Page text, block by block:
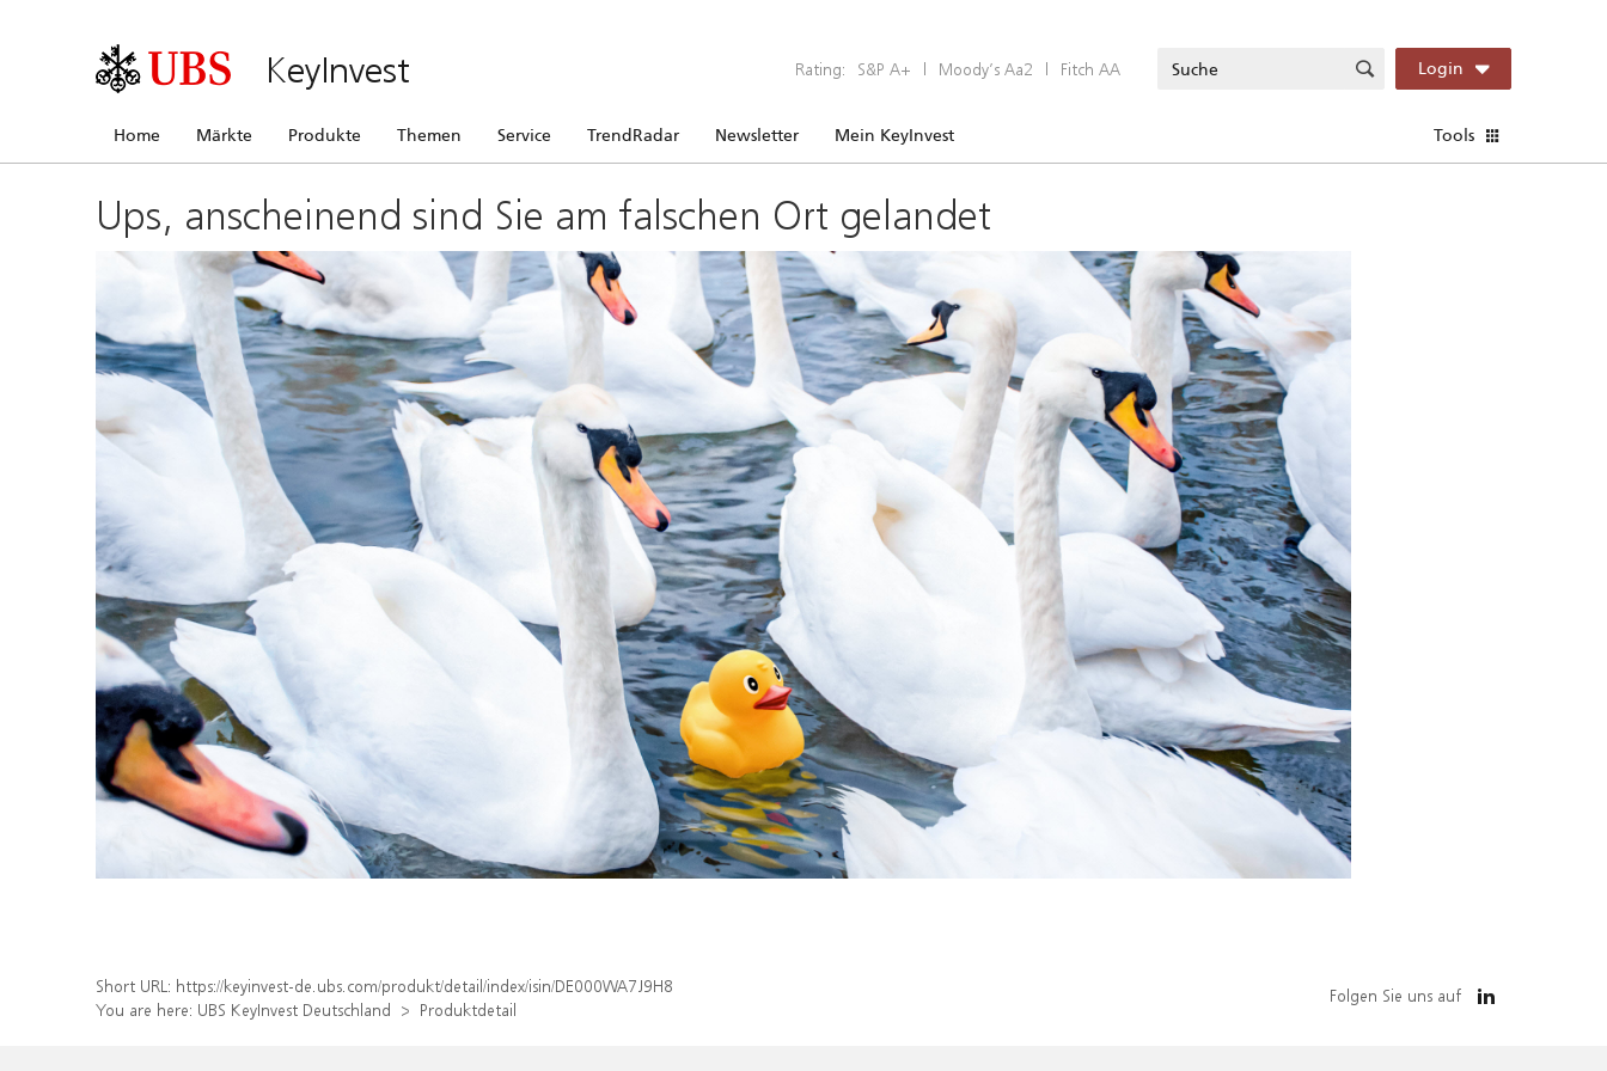
KeyInvest Rating: S&P A+ | Moody’s Aa2 | Fitch AA Login
Home Märkte Produkte Themen Service TrendRadar Newsletter Mein KeyInvest Tools
Ups, anscheinend sind Sie am falschen Ort gelandet
Short URL: https://keyinvest-de.ubs.com/produkt/detail/index/isin/DE000WA7J9H8
You are here: UBS KeyInvest Deutschland Produktdetail
Folgen Sie uns auf